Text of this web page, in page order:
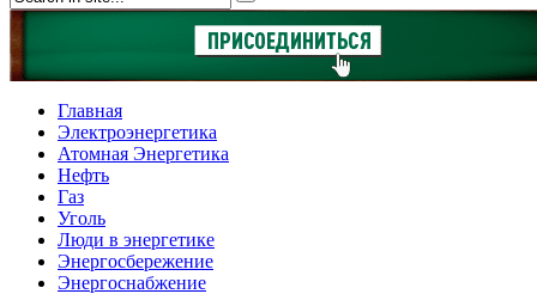
Главная
Электроэнергетика
Атомная Энергетика
Нефть
Газ
Уголь
Люди в энергетике
Энергосбережение
Энергоснабжение